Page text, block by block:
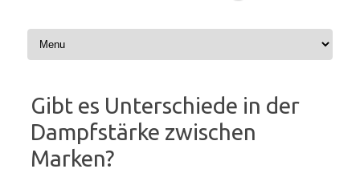
Gibt es Unterschiede in der
Dampfstärke zwischen
Marken?